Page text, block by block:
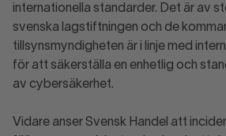
internationella standarder. Det är av
svenska lagstiftningen och de
tillsynsmyndigheten är i linje med
för att säkerställa en enhetlig och
av cybersäkerhet.
Vidare anser Svensk Handel att